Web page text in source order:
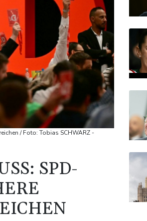
/ Foto: Tobias SCHWARZ -
SPD-